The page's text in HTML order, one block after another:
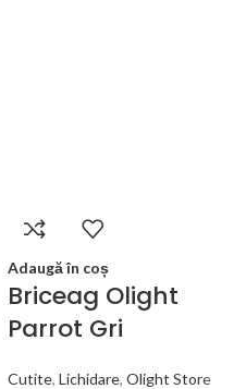
Adaugă în coș
Briceag Olight
Parrot Gri
Cutite, Lichidare, Olight Store